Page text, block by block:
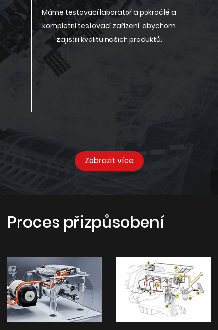
Máme testovací laboratoř a pokročilé a
kompletní testovací zařízení, abychom
zajistili kvalitu našich produktů.
Zobrazit více
Proces přizpůsobení